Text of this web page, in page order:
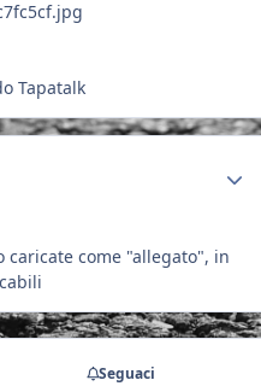
Tapatalk
come "allegato", in
Seguaci